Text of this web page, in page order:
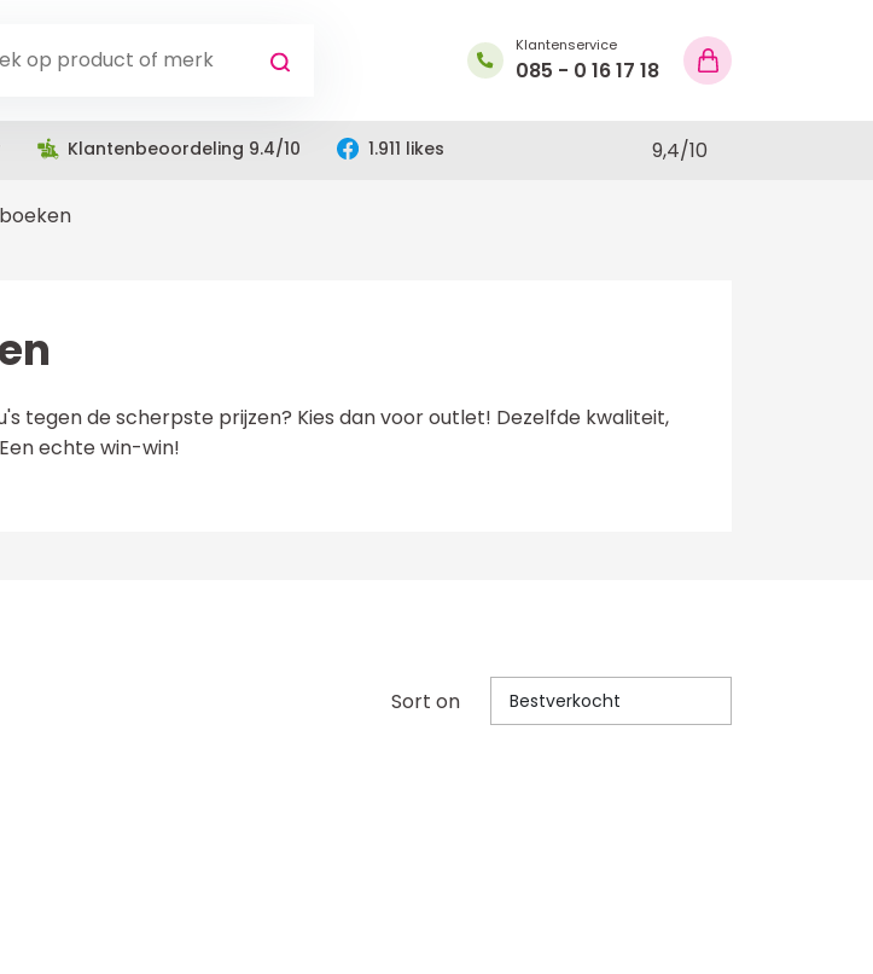
Klantenservice
085 - 0 16 17 18
Klantenbeoordeling 9.4/10 1.911 likes 9,4/10
tegen de scherpste prijzen? Kies dan voor outlet! Dezelfde kwaliteit,
echte win-win!
Sort on Bestverkocht